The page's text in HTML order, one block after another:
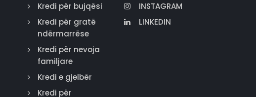
Kredi për bujqësi
Kredi për gratë
ndërmarrëse
Kredi për nevoja
familjare
Kredi e gjelbër
Kredi për
INSTAGRAM
LINKEDIN